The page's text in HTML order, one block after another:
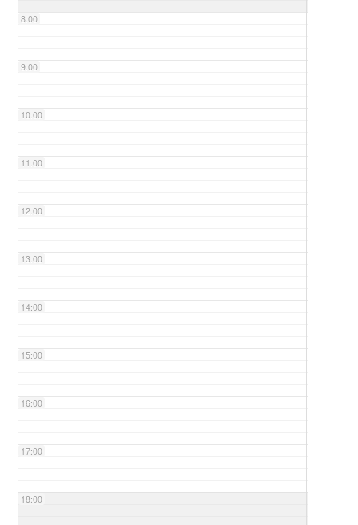
8:00
9:00
10:00
11:00
12:00
13:00
14:00
15:00
16:00
17:00
18:00